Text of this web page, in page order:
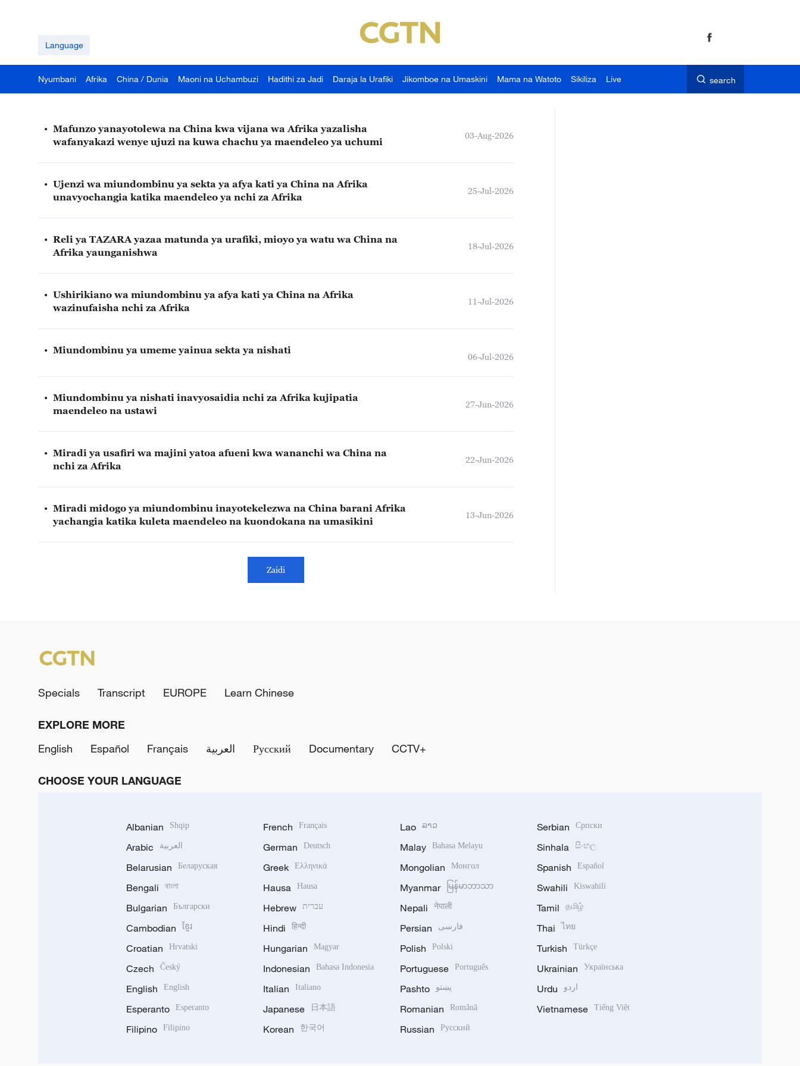
Language
Nyumbani Afrika China / Dunia Maoni na Uchambuzi Hadithi za Jadi Daraja la Urafiki Jikomboe na Umaskini Mama na Watoto Sikiliza Live search
• Mafunzo yanayotolewa na China kwa vijana wa Afrika yazalisha
wafanyakazi wenye ujuzi na kuwa chachu ya maendeleo ya uchumi
03-Aug-2026
• Ujenzi wa miundombinu ya sekta ya afya kati ya China na Afrika
unavyochangia katika maendeleo ya nchi za Afrika
25-Jul-2026
• Reli ya TAZARA yazaa matunda ya urafiki, mioyo ya watu wa China na
Afrika yaunganishwa
18-Jul-2026
• Ushirikiano wa miundombinu ya afya kati ya China na Afrika
wazinufaisha nchi za Afrika
11-Jul-2026
• Miundombinu ya umeme yainua sekta ya nishati
06-Jul-2026
• Miundombinu ya nishati inavyosaidia nchi za Afrika kujipatia
maendeleo na ustawi
27-Jun-2026
• Miradi ya usafiri wa majini yatoa afueni kwa wananchi wa China na
nchi za Afrika
22-Jun-2026
• Miradi midogo ya miundombinu inayotekelezwa na China barani Afrika
yachangia katika kuleta maendeleo na kuondokana na umasikini
13-Jun-2026
Zaidi
Specials Transcript EUROPE Learn Chinese
EXPLORE MORE
English
Español Français العربية Русский Documentary CCTV+
CHOOSE YOUR LANGUAGE
Albanian Shqip
Arabic العربية
Belarusian Беларуская
Bengali বাংলা
Bulgarian Български
Cambodian ខ្មែរ
Croatian Hrvatski
Czech Český
English English
Esperanto Esperanto
Filipino Filipino
French Français
German Deutsch
Greek Ελληνικά
Hausa Hausa
Hebrew עברית
Hindi हिन्दी
Hungarian Magyar
Indonesian Bahasa Indonesia
Italian Italiano
Japanese 日本語
Korean 한국어
Lao ລາວ
Malay Bahasa Melayu
Mongolian Монгол
Myanmar မြန်မာဘာသာ
Nepali नेपाली
Persian فارسی
Polish Polski
Portuguese Português
Pashto پښتو
Romanian Română
Russian Русский
Serbian Српски
Sinhala සිංහල
Spanish Español
Swahili Kiswahili
Tamil தமிழ்
Thai ไทย
Turkish Türkçe
Ukrainian Українська
Urdu اردو
Vietnamese Tiếng Việt